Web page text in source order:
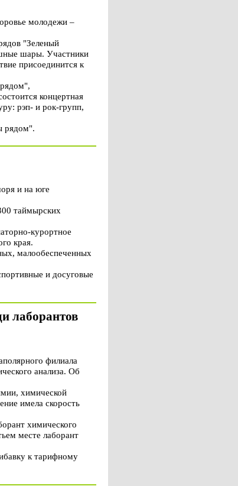
молодежи –
"Зеленый
шары. Участники
присоединится к
концертная
рэп- и рок-групп,
рядом".
и на юге
таймырских
курортное
края.
малообеспеченных
и досуговые
лаборантов
филиала
анализа. Об
химической
имела скорость
химического
месте лаборант
к тарифному